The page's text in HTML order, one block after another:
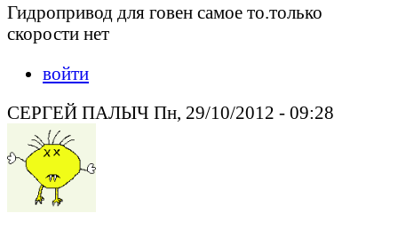
Гидропривод для говен самое то.только
скорости нет
войти
СЕРГЕЙ ПАЛЫЧ Пн, 29/10/2012 - 09:28